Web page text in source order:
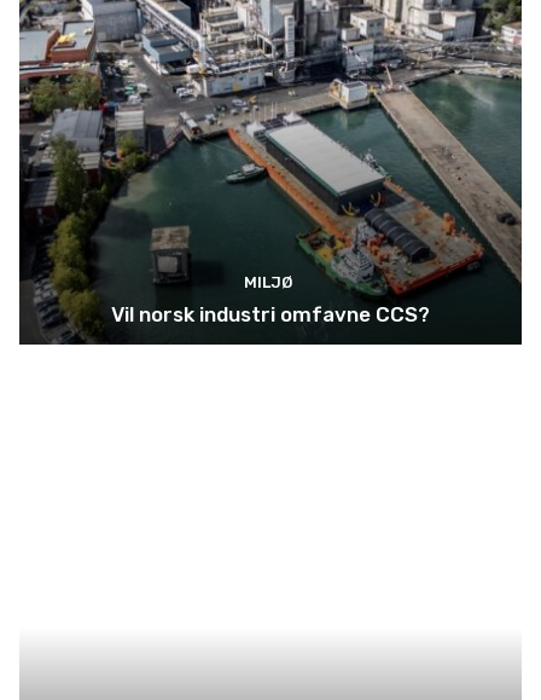
MILJØ
Vil norsk industri omfavne CCS?